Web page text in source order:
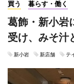
買う 暮らす・働く
葛飾・新小
受け、みそ汁
新小岩 新店舗 テ